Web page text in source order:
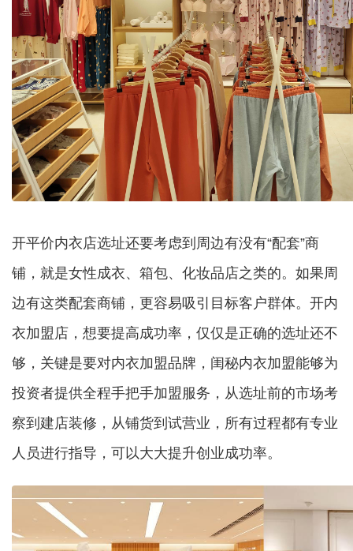
开平价内衣店选址还要考虑到周边有没有“配套”商
铺，就是女性成衣、箱包、化妆品店之类的。如果周
边有这类配套商铺，更容易吸引目标客户群体。开内
衣加盟店，想要提高成功率，仅仅是正确的选址还不
够，关键是要对内衣加盟品牌，闺秘内衣加盟能够为
投资者提供全程手把手加盟服务，从选址前的市场考
察到建店装修，从铺货到试营业，所有过程都有专业
人员进行指导，可以大大提升创业成功率。